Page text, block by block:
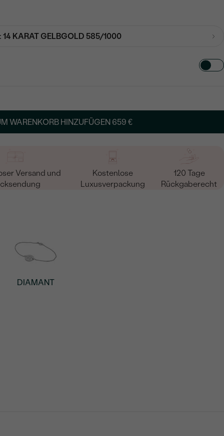
14 KARAT GELBGOLD 585/1000
WARENKORB HINZUFÜGEN 659 €
Versand und
Kostenlose
Luxusverpackung
120 Tage
Rückgaberecht
DIAMANT